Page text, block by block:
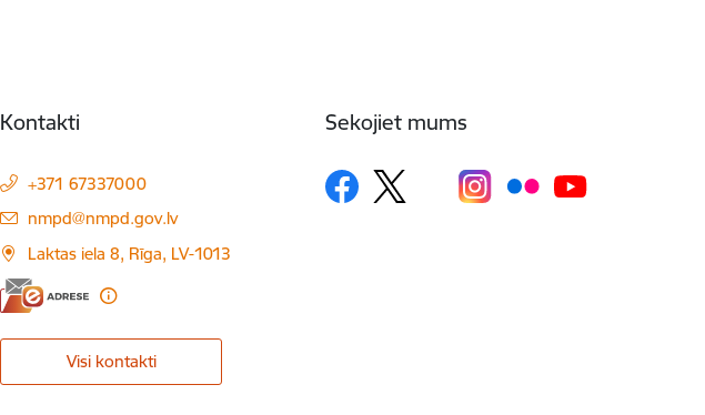
Kontakti
+371 67337000
E-pasts:
nmpd@nmpd.gov.lv
Laktas iela 8, Rīga, LV-1013
Visi kontakti
Sekojiet mums